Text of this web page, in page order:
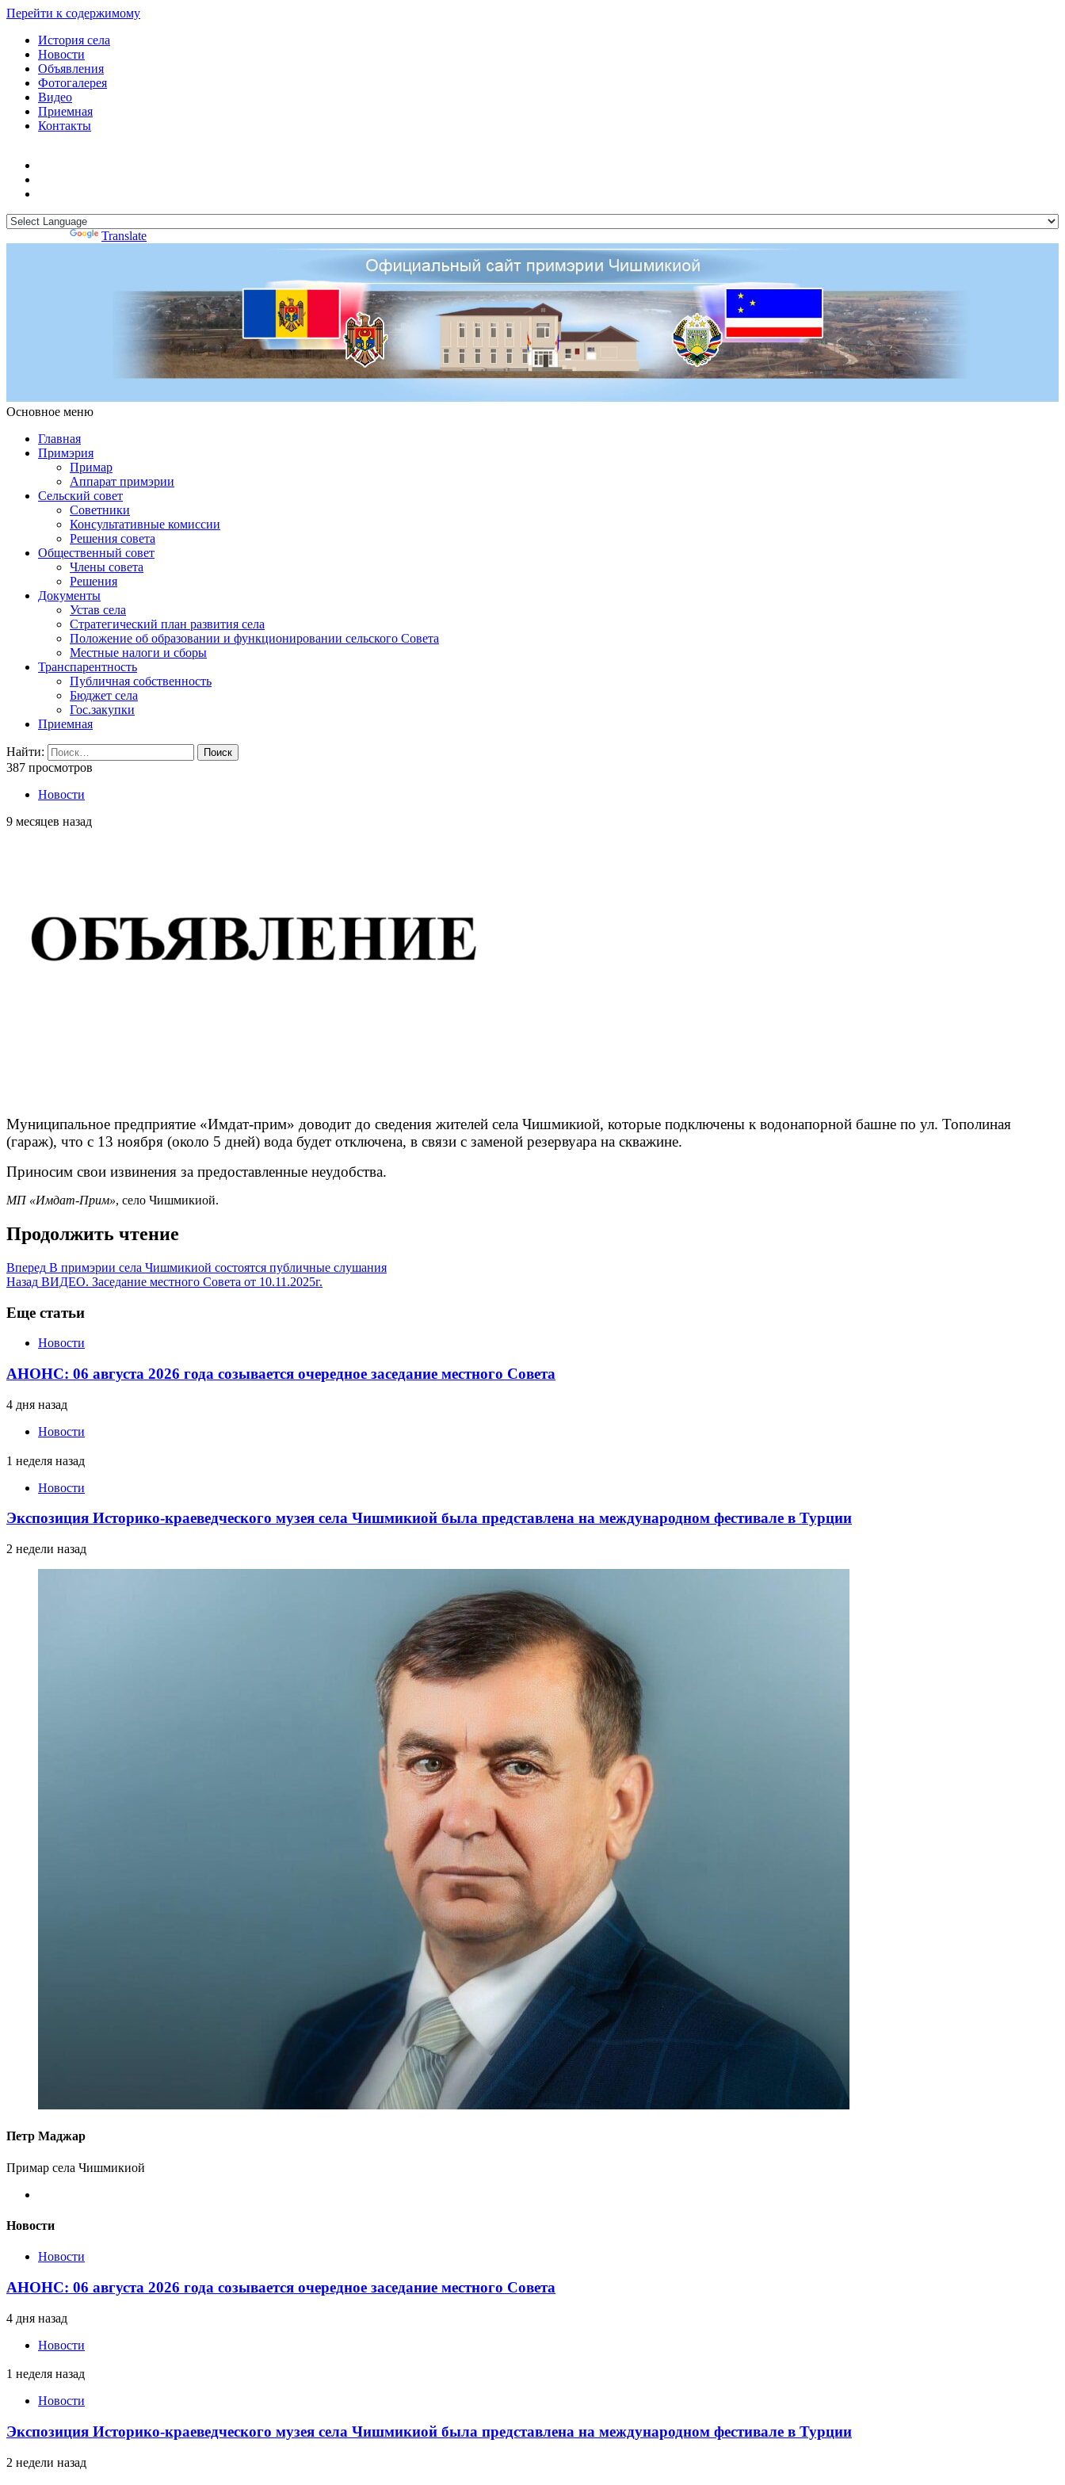
Перейти к содержимому
История села
Новости
Объявления
Фотогалерея
Видео
Приемная
Контакты
Translate
Основное меню
Примэрия Чишмикиой
Главная
Примэрия
Примар
Аппарат примэрии
Сельский совет
Советники
Консультативные комиссии
Решения совета
Общественный совет
Члены совета
Решения
Документы
Устав села
Стратегический план развития села
Положение об образовании и функционировании сельского Совета
Местные налоги и сборы
Транспарентность
Публичная собственность
Бюджет села
Гос.закупки
Приемная
Найти:
387 просмотров
Новости
9 месяцев назад
Муниципальное предприятие «Имдат-прим» доводит до сведения жителей села Чишмикиой, которые подключены к водонапорной башне по ул. Тополиная
(гараж), что с 13 ноября (около 5 дней) вода будет отключена, в связи с заменой резервуара на скважине.
Приносим свои извинения за предоставленные неудобства.
МП «Имдат-Прим», село Чишмикиой.
Продолжить чтение
Вперед В примэрии села Чишмикиой состоятся публичные слушания
Назад ВИДЕО. Заседание местного Совета от 10.11.2025г.
Еще статьи
Новости
АНОНС: 06 августа 2026 года созывается очередное заседание местного Совета
4 дня назад
Новости
1 неделя назад
Новости
Экспозиция Историко-краеведческого музея села Чишмикиой была представлена на международном фестивале в Турции
2 недели назад
Петр Маджар
Примар села Чишмикиой
Новости
Новости
АНОНС: 06 августа 2026 года созывается очередное заседание местного Совета
4 дня назад
Новости
1 неделя назад
Новости
Экспозиция Историко-краеведческого музея села Чишмикиой была представлена на международном фестивале в Турции
2 недели назад